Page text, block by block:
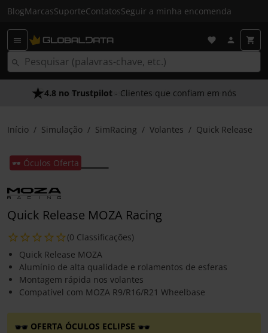
BlogMarcasSuporteContatosSeguir a minha encomenda
4.8 no Trustpilot - Clientes que confiam em nós
Início Simulação SimRacing Volantes Quick Release
🕶️ Óculos Oferta
Quick Release MOZA Racing
(0 Classificações)
Quick Release MOZA
Alumínio de alta qualidade e rolamentos de esferas
Montagem rápida nos volantes
Compatível com MOZA R9/R16/R21 Wheelbase
OFERTA ÓCULOS ECLIPSE